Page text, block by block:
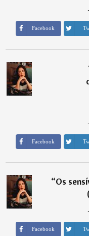
Facebook
Facebook
“Os
Facebook